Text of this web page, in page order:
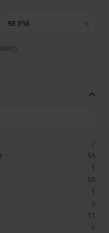
€
2
58
1
58
1
3
11
4